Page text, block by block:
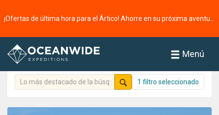
Menú
Destacados
251 destacados encontrados
1 filtro seleccionado